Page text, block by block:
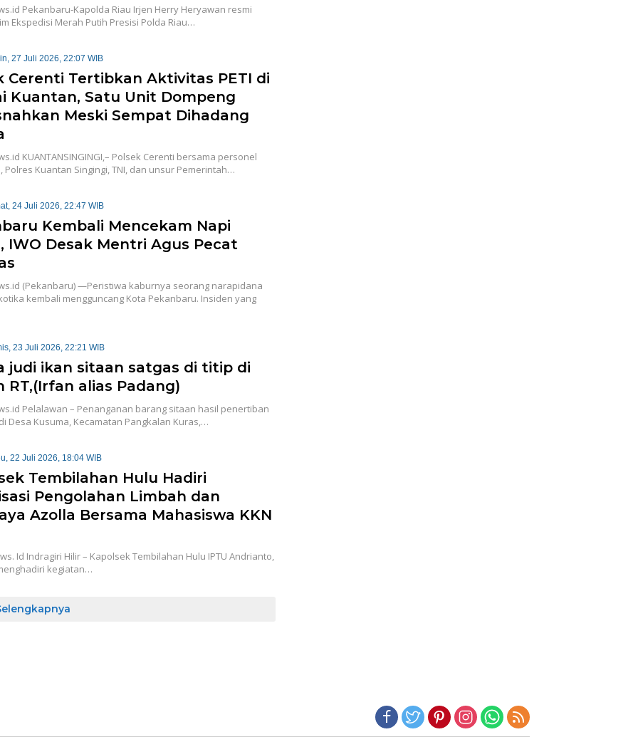
Pekanbaru-Kapolda Riau Irjen Herry Heryawan resmi
Ekspedisi Merah Putih Presisi Polda Riau…
27 Juli 2026, 22:07 WIB
Cerenti Tertibkan Aktivitas PETI di
Kuantan, Satu Unit Dompeng
Meski Sempat Dihadang
KUANTANSINGINGI,– Polsek Cerenti bersama personel
Polres Kuantan Singingi, TNI, dan unsur Pemerintah…
24 Juli 2026, 22:47 WIB
Kembali Mencekam Napi
IWO Desak Mentri Agus Pecat
(Pekanbaru) —Peristiwa kaburnya seorang narapidana
kembali mengguncang Kota Pekanbaru. Insiden yang
23 Juli 2026, 22:21 WIB
judi ikan sitaan satgas di titip di
RT,(Irfan alias Padang)
Pelalawan – Penanganan barang sitaan hasil penertiban
Desa Kusuma, Kecamatan Pangkalan Kuras,…
22 Juli 2026, 18:04 WIB
Tembilahan Hulu Hadiri
Pengolahan Limbah dan
Azolla Bersama Mahasiswa KKN
Id Indragiri Hilir – Kapolsek Tembilahan Hulu IPTU Andrianto,
kegiatan…